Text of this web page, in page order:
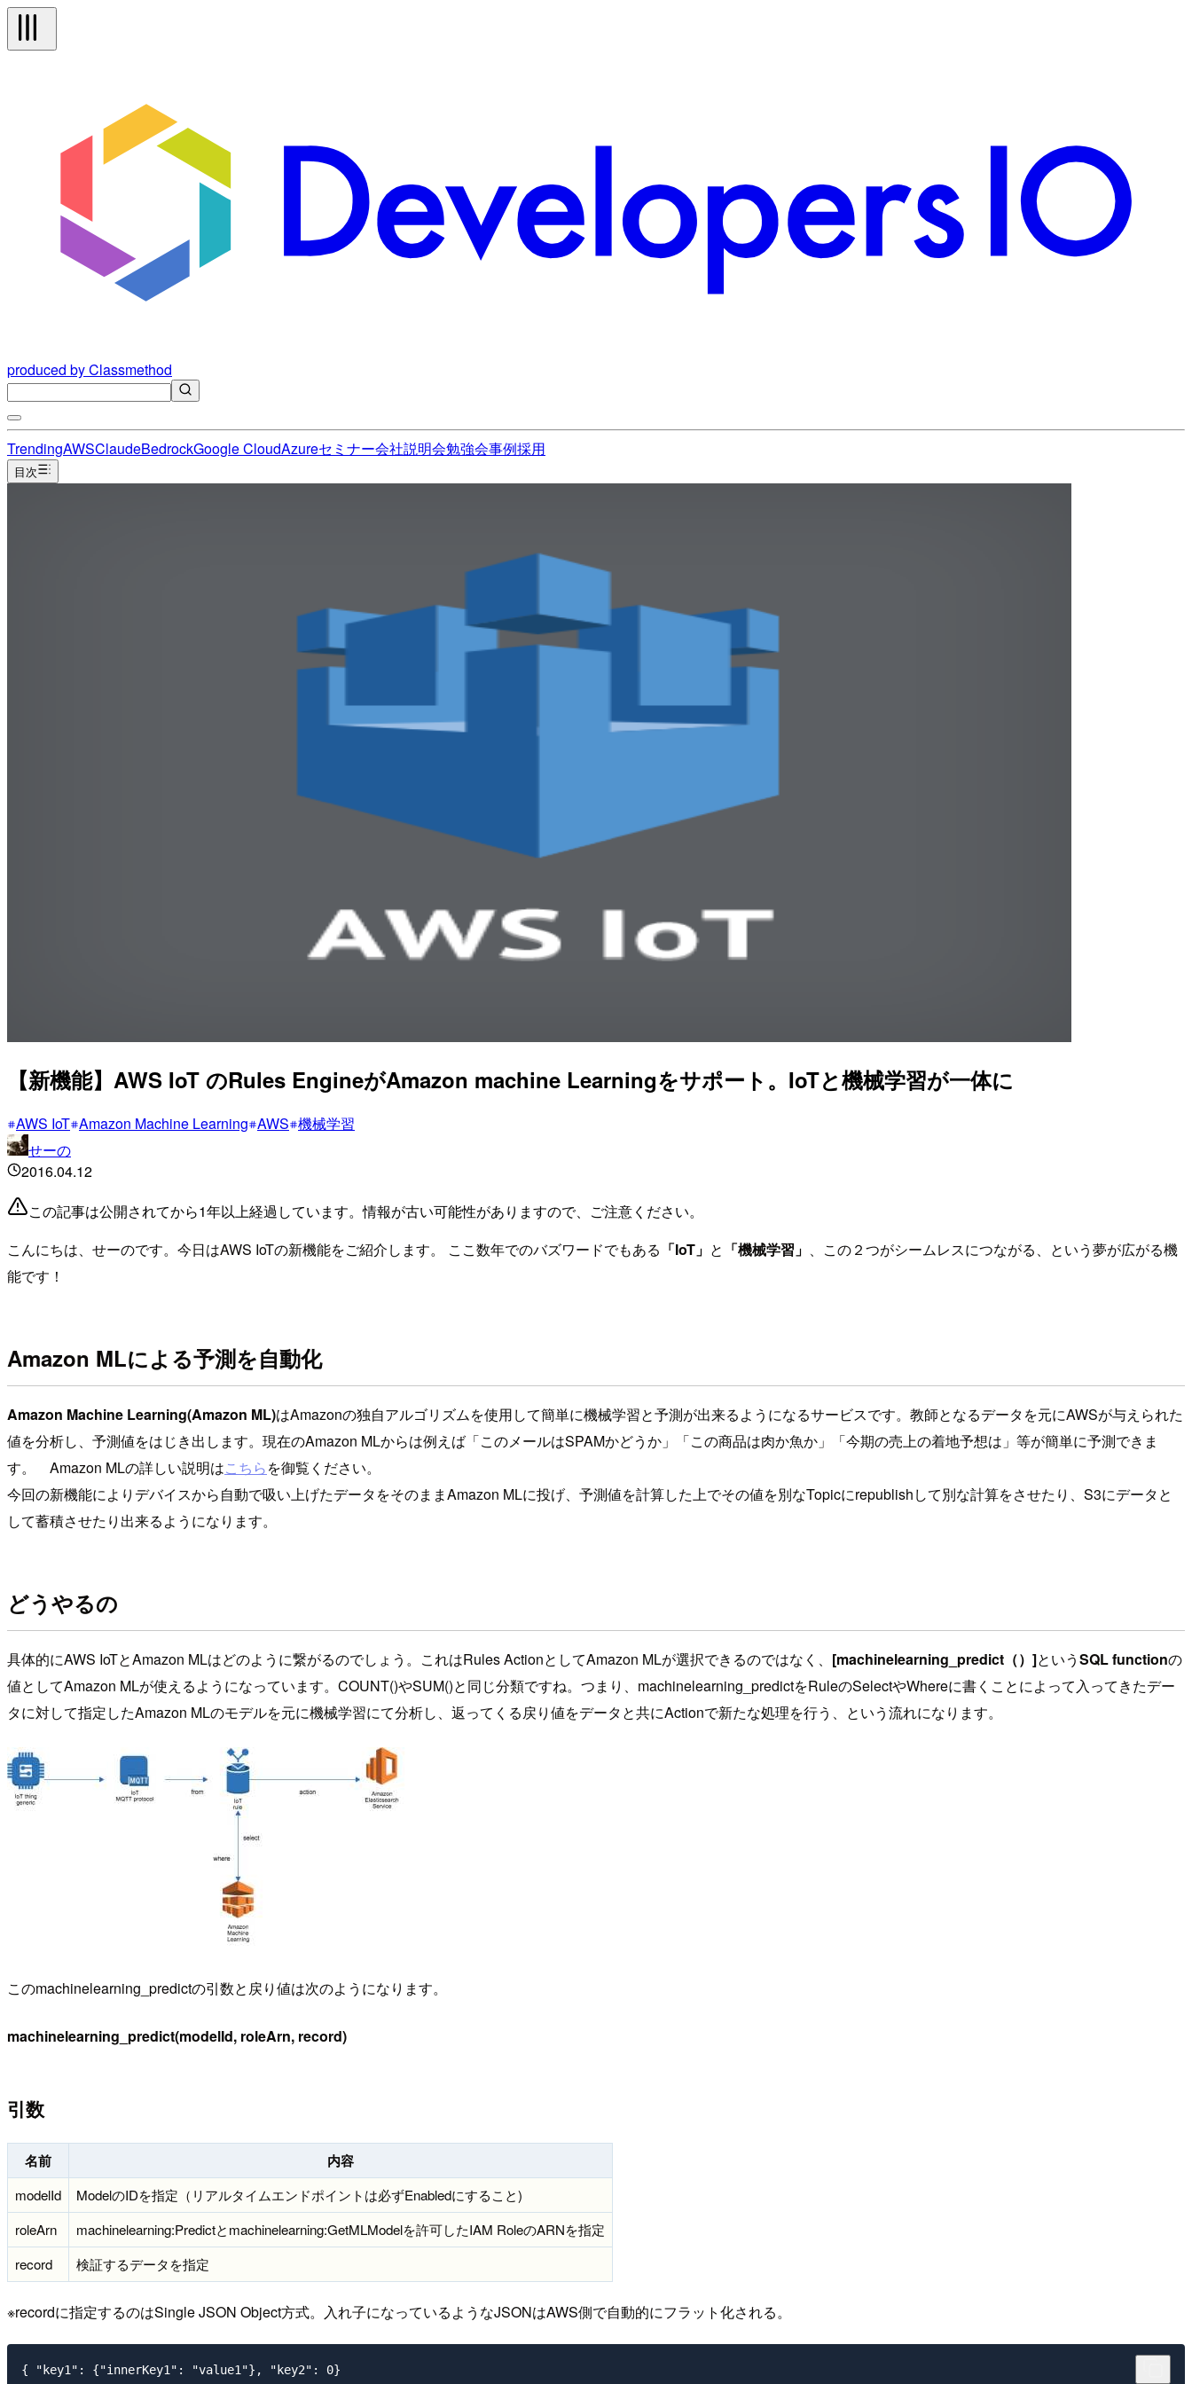
produced by Classmethod
TrendingAWSClaudeBedrockGoogle CloudAzureセミナー会社説明会勉強会事例採用
目次
【新機能】AWS IoT のRules EngineがAmazon machine Learningをサポート。IoTと機械学習が一体に
AWS IoT Amazon Machine Learning AWS 機械学習
せーの
2016.04.12
この記事は公開されてから1年以上経過しています。情報が古い可能性がありますので、ご注意ください。
こんにちは、せーのです。今日はAWS IoTの新機能をご紹介します。 ここ数年でのバズワードでもある 「IoT」 と 「機械学習」 、この２つがシームレスにつながる、という夢が広がる機
能です！
Amazon MLによる予測を自動化
Amazon Machine Learning(Amazon ML)はAmazonの独自アルゴリズムを使用して簡単に機械学習と予測が出来るようになるサービスです。教師となるデータを元にAWSが与えられた
値を分析し、予測値をはじき出します。現在のAmazon MLからは例えば「このメールはSPAMかどうか」「この商品は肉か魚か」「今期の売上の着地予想は」等が簡単に予測できま
す。 Amazon MLの詳しい説明はこちらを御覧ください。
今回の新機能によりデバイスから自動で吸い上げたデータをそのままAmazon MLに投げ、予測値を計算した上でその値を別なTopicにrepublishして別な計算をさせたり、S3にデータと
して蓄積させたり出来るようになります。
どうやるの
具体的にAWS IoTとAmazon MLはどのように繋がるのでしょう。これはRules ActionとしてAmazon MLが選択できるのではなく、 [machinelearning_predict（）]というSQL functionの
値としてAmazon MLが使えるようになっています。COUNT()やSUM()と同じ分類ですね。つまり、machinelearning_predictをRuleのSelectやWhereに書くことによって入ってきたデー
タに対して指定したAmazon MLのモデルを元に機械学習にて分析し、返ってくる戻り値をデータと共にActionで新たな処理を行う、という流れになります。
このmachinelearning_predictの引数と戻り値は次のようになります。
machinelearning_predict(modelId, roleArn, record)
引数
名前 内容
modelId
ModelのIDを指定（リアルタイムエンドポイントは必ずEnabledにすること)
roleArn
machinelearning:Predictとmachinelearning:GetMLModelを許可したIAM RoleのARNを指定
record
検証するデータを指定
※recordに指定するのはSingle JSON Object方式。入れ子になっているようなJSONはAWS側で自動的にフラット化される。
{ "key1": {"innerKey1": "value1"}, "key2": 0}